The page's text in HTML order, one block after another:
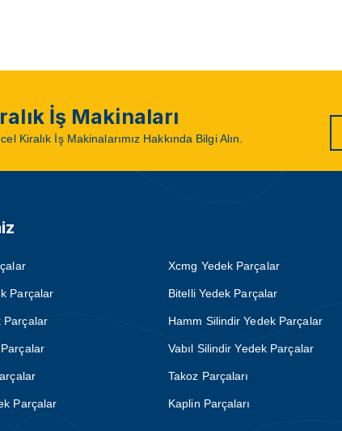
İş Makinaları
Kiralık İş Makinalarımız Hakkında Bilgi Alın.
Parçalar
Parçalar
Parçalar
Xcmg Yedek Parçalar
Bitelli Yedek Parçalar
Hamm Silindir Yedek Parçalar
Vabıl Silindir Yedek Parçalar
Takoz Parçaları
Kaplin Parçaları